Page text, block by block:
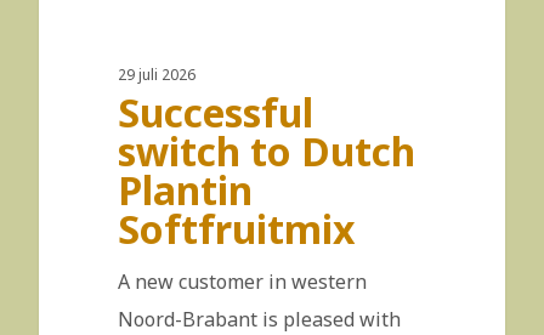
29 juli 2026
Successful
switch to Dutch
Plantin
Softfruitmix
A new customer in western
Noord-Brabant is pleased with